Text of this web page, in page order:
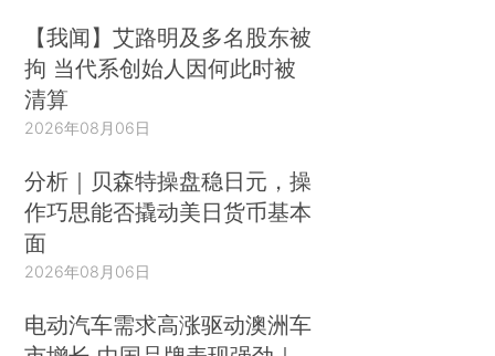
【我闻】艾路明及多名股东被
拘 当代系创始人因何此时被
清算
2026年08月06日
分析｜贝森特操盘稳日元，操
作巧思能否撬动美日货币基本
面
2026年08月06日
电动汽车需求高涨驱动澳洲车